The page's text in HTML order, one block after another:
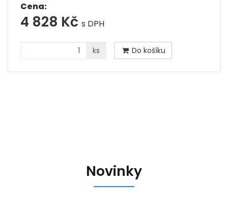
Cena:
4 828 Kč s DPH
ks Do košíku
Novinky